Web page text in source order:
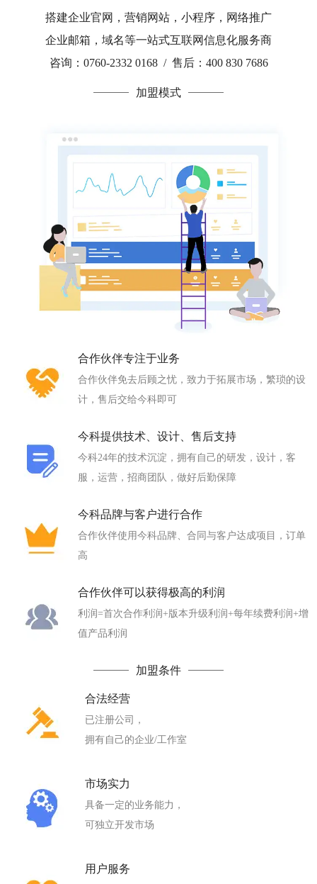
搭建企业官网，营销网站，小程序，网络推广
企业邮箱，域名等一站式互联网信息化服务商
咨询：0760-2332 0168 / 售后：400 830 7686
加盟模式
合作伙伴专注于业务
合作伙伴免去后顾之忧，致力于拓展市场，繁琐的设
计，售后交给今科即可
今科提供技术、设计、售后支持
今科24年的技术沉淀，拥有自己的研发，设计，客
服，运营，招商团队，做好后勤保障
今科品牌与客户进行合作
合作伙伴使用今科品牌、合同与客户达成项目，订单
高
合作伙伴可以获得极高的利润
利润=首次合作利润+版本升级利润+每年续费利润+增
值产品利润
加盟条件
合法经营
已注册公司，
拥有自己的企业/工作室
市场实力
具备一定的业务能力，
可独立开发市场
用户服务